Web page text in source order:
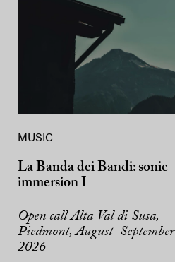
MUSIC
La Banda dei Bandi: sonic
immersion I
Open call Alta Val di Susa,
Piedmont, August–September
2026